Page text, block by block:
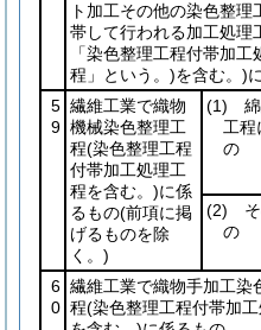
ト加工その他の染色整理
帯して行われる加工処理
「染色整理工程付帯加工
程」という。)を含む。)
5
9
繊維工業で織物
機械染色整理工
程(染色整理工程
付帯加工処理工
程を含む。)に係
るもの(前項に掲
げるものを除
く。)
(1) 綿
工程
の
(2) そ
の
6
0
繊維工業で織物手加工染
程(染色整理工程付帯加